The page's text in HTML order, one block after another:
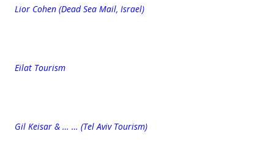
Lior Cohen (Dead Sea Mail, Israel)
Eilat Tourism
Gil Keisar & … … (Tel Aviv Tourism)